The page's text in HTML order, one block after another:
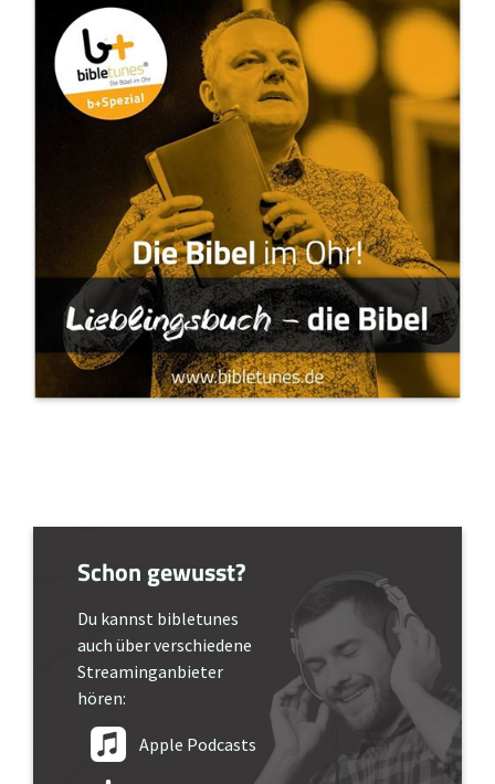
Schon gewusst?
Du kannst bibletunes
auch über verschiedene
Streaminganbieter
hören:
Apple Podcasts